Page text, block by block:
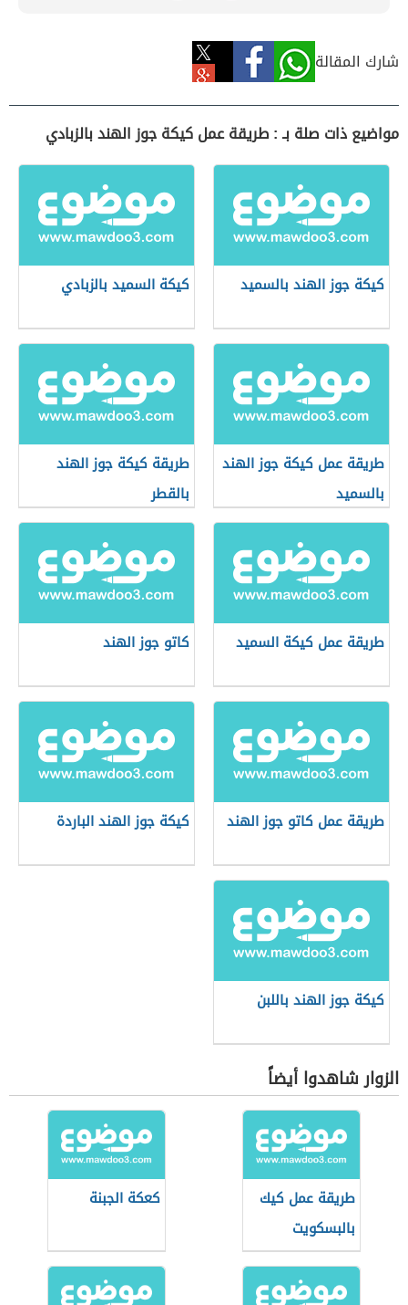
شارك المقالة
مواضيع ذات صلة بـ : طريقة عمل كيكة جوز الهند بالزبادي
كيكة جوز الهند بالسميد كيكة السميد بالزبادي
طريقة عمل كيكة جوز الهند
بالسميد
طريقة كيكة جوز الهند
بالقطر
طريقة عمل كيكة السميد كاتو جوز الهند
طريقة عمل كاتو جوز الهند كيكة جوز الهند الباردة
كيكة جوز الهند باللبن
الزوار شاهدوا أيضاً
طريقة عمل كيك
بالبسكويت
كعكة الجبنة